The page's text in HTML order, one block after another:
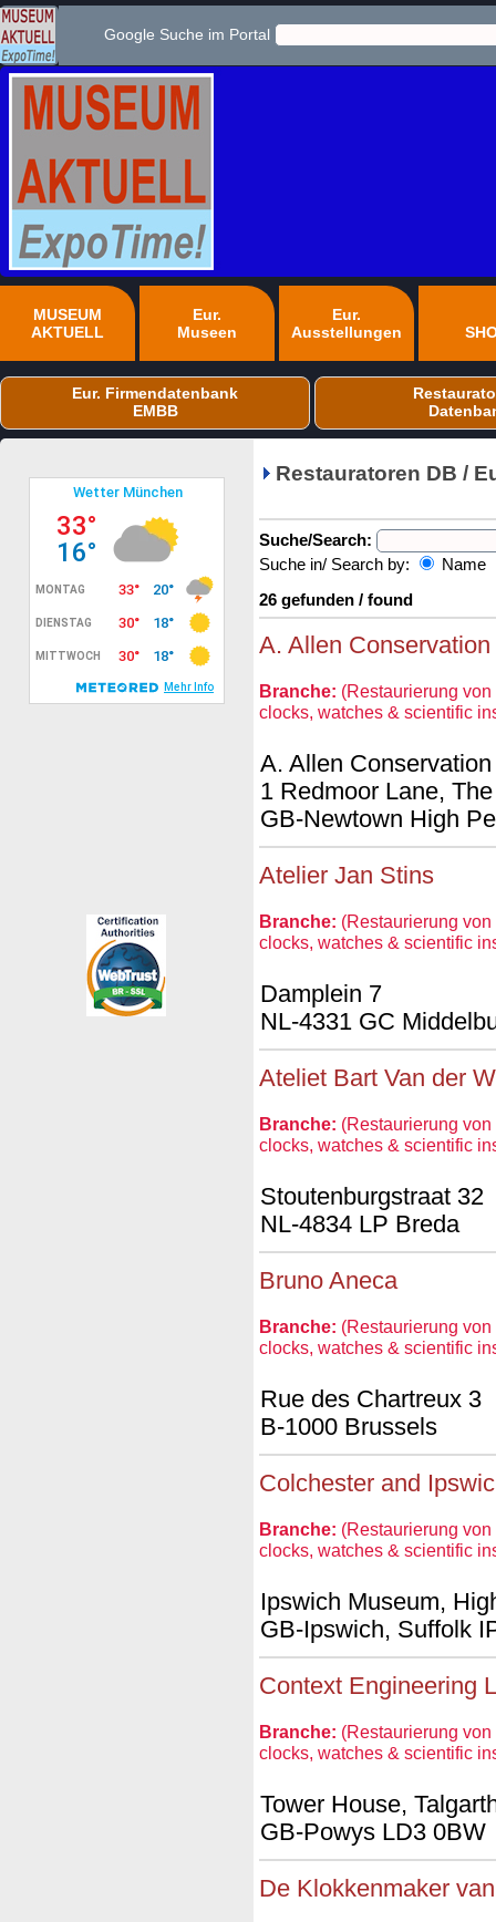
Google Suche im Portal
MUSEUM
AKTUELL
Eur.
Museen
Eur.
Ausstellungen
Eur. Firmendatenbank
EMBB
Restauratoren DB /
Suche/Search:
Suche in/ Search by:
Name
26 gefunden / found
A. Allen
Branche: (Restaurierung
clocks, watches & scientific
A. Allen
1 Redmoor Lane,
GB-Newtown High
Atelier Jan Stins
Branche: (Restaurierung
clocks, watches & scientific
Damplein 7
NL-4331 GC
Ateliet Bart Van der
Branche: (Restaurierung
clocks, watches & scientific
Stoutenburgstraat 32
NL-4834 LP Breda
Bruno Aneca
Branche: (Restaurierung
clocks, watches & scientific
Rue des Chartreux 3
B-1000 Brussels
Colchester and
Branche: (Restaurierung
clocks, watches & scientific
Ipswich Museum,
GB-Ipswich, Suffolk
Context Engineering
Branche: (Restaurierung
clocks, watches & scientific
Tower House,
GB-Powys LD3 0BW
De Klokkenmaker